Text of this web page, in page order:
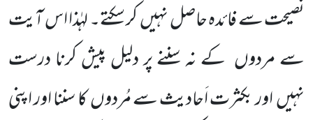
نصیحت سے فائدہ حاصل نہیں کر سکتے۔ لہٰذا اس آیت
سے مردوں کے نہ سننے پر دلیل پیش کرنا درست
نہیں اور بکثرت اَحادیث سے مُردوں کا سننا اور اپنی